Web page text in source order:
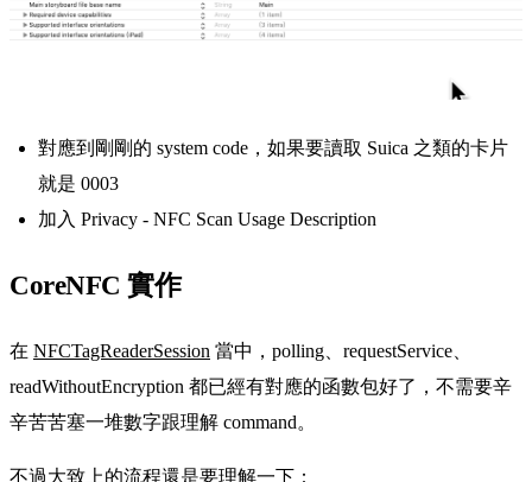
對應到剛剛的 system code，如果要讀取 Suica 之類的卡片
就是 0003
加入 Privacy - NFC Scan Usage Description
CoreNFC 實作
在 NFCTagReaderSession 當中，polling、requestService、
readWithoutEncryption 都已經有對應的函數包好了，不需要辛
辛苦苦塞一堆數字跟理解 command。
不過大致上的流程還是要理解一下：